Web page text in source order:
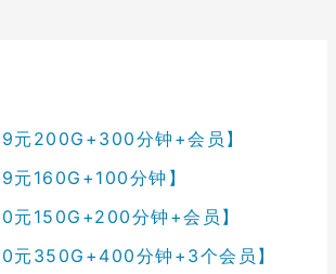
元200G+300分钟+会员】
元160G+100分钟】
元150G+200分钟+会员】
元350G+400分钟+3个会员】